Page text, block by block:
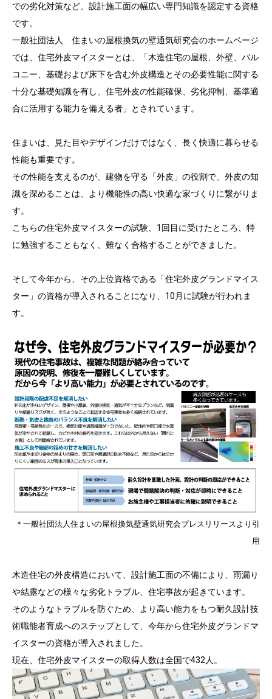
での劣化対策など、設計施工面の幅広い専門知識を認定する資格
です。
一般社団法人 住まいの屋根換気の壁通気研究会のホームページ
では、住宅外皮マイスターとは、「木造住宅の屋根、外壁、バル
コニー、基礎および床下を含む外皮構造とその必要性能に関する
十分な基礎知識を有し、住宅外皮の性能確保、劣化抑制、基準適
合に活用する能力を備える者」とされています。
住まいは、見た目やデザインだけではなく、長く快適に暮らせる
性能も重要です。
その性能を支えるのが、建物を守る「外皮」の役割で、外皮の知
識を深めることは、より機能性の高い快適な家づくりに繋がりま
す。
こちらの住宅外皮マイスターの試験、1回目に受けたところ、特
に勉強することもなく、難なく合格することができました。
そして今年から、その上位資格である「住宅外皮グランドマイス
ター」の資格が導入されることになり、10月に試験が行われま
す。
＊一般社団法人住まいの屋根換気壁通気研究会プレスリリースより引
用
木造住宅の外皮構造において、設計施工面の不備により、雨漏り
や結露などの様々な劣化トラブル、住宅事故が起きています。
そのようなトラブルを防ぐため、より高い能力をもつ耐久設計技
術職能者育成へのステップとして、今年から住宅外皮グランドマ
イスターの資格が導入されました。
現在、住宅外皮マイスターの取得人数は全国で432人。